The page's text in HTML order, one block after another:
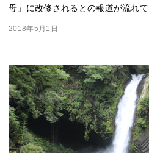
母」に改修されるとの報道が流れ
2018年5月1日